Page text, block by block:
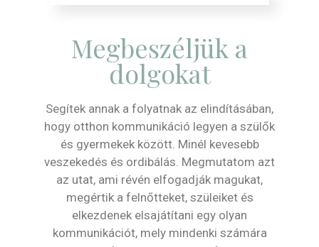
Megbeszéljük a
dolgokat
Segítek annak a folyatnak az elindításában,
hogy otthon kommunikáció legyen a szülők
és gyermekek között. Minél kevesebb
veszekedés és ordibálás. Megmutatom azt
az utat, ami révén elfogadják magukat,
megértik a felnőtteket, szüleiket és
elkezdenek elsajátítani egy olyan
kommunikációt, mely mindenki számára